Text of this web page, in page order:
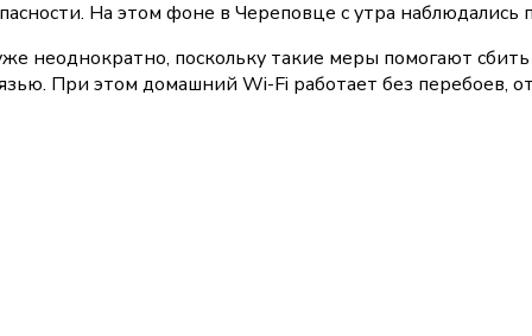
На этом фоне в Череповце с утра
поскольку такие меры помогают
При этом домашний Wi-Fi работает без перебоев,